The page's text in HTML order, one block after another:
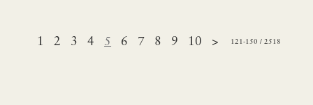
1 2 3 4 5 6 7 8 9 10 > 121-150 / 2518